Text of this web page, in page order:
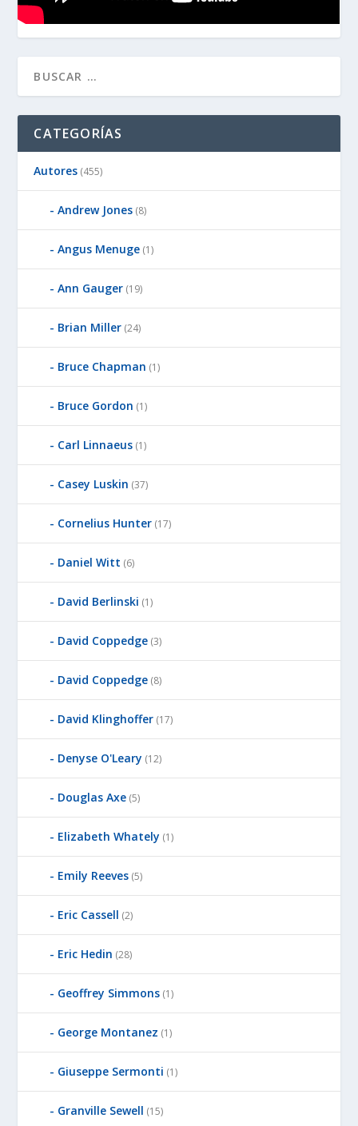
CATEGORÍAS
Autores (455)
Andrew Jones (8)
Angus Menuge (1)
Ann Gauger (19)
Brian Miller (24)
Bruce Chapman (1)
Bruce Gordon (1)
Carl Linnaeus (1)
Casey Luskin (37)
Cornelius Hunter (17)
Daniel Witt (6)
David Berlinski (1)
David Coppedge (3)
David Coppedge (8)
David Klinghoffer (17)
Denyse O'Leary (12)
Douglas Axe (5)
Elizabeth Whately (1)
Emily Reeves (5)
Eric Cassell (2)
Eric Hedin (28)
Geoffrey Simmons (1)
George Montanez (1)
Giuseppe Sermonti (1)
Granville Sewell (15)